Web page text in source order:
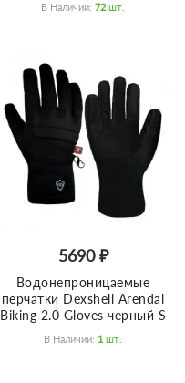
В Наличии: 72 Шт.
5690 ₽
Водонепроницаемые
перчатки Dexshell Arendal
Biking 2.0 Gloves черный S
В Наличии: 1 Шт.